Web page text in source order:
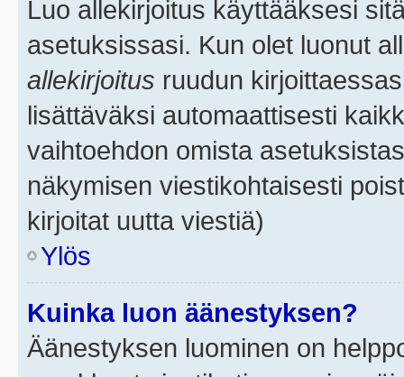
Luo allekirjoitus käyttääksesi
asetuksissasi. Kun olet luonut
allekirjoitus ruudun
lisättäväksi automaattisesti
vaihtoehdon omista
näkymisen viestikohtaisesti
kirjoitat uutta viestiä)
Ylös
Kuinka luon äänestyksen?
Äänestyksen luominen on